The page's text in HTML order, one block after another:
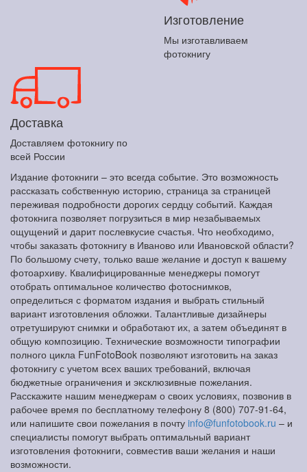
Изготовление
Мы изготавливаем
фотокнигу
Доставка
Доставляем фотокнигу по
всей России
Издание фотокниги – это всегда событие. Это возможность
рассказать собственную историю, страница за страницей
переживая подробности дорогих сердцу событий. Каждая
фотокнига позволяет погрузиться в мир незабываемых
ощущений и дарит послевкусие счастья. Что необходимо,
чтобы заказать фотокнигу в Иваново или Ивановской области?
По большому счету, только ваше желание и доступ к вашему
фотоархиву. Квалифицированные менеджеры помогут
отобрать оптимальное количество фотоснимков,
определиться с форматом издания и выбрать стильный
вариант изготовления обложки. Талантливые дизайнеры
отретушируют снимки и обработают их, а затем объединят в
общую композицию. Технические возможности типографии
полного цикла FunFotoBook позволяют изготовить на заказ
фотокнигу с учетом всех ваших требований, включая
бюджетные ограничения и эксклюзивные пожелания.
Расскажите нашим менеджерам о своих условиях, позвонив в
рабочее время по бесплатному телефону 8 (800) 707-91-64,
или напишите свои пожелания в почту info@funfotobook.ru – и
специалисты помогут выбрать оптимальный вариант
изготовления фотокниги, совместив ваши желания и наши
возможности.